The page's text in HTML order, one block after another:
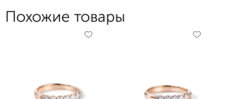
Похожие товары